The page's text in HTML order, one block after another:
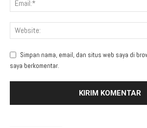
Simpan nama, email, dan situs web saya di
saya berkomentar.